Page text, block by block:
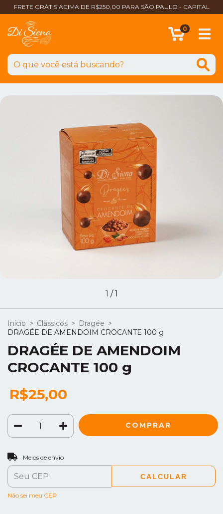
FRETE GRÁTIS ACIMA DE R$250,00 PARA SÃO PAULO - CAPITAL
0
1 /1
Início > Clássicos > Dragée >
DRAGÉE DE AMENDOIM CROCANTE 100 g
DRAGÉE DE AMENDOIM
CROCANTE 100 g
R$25,00
Entregas para o CEP:
Meios de envio
CALCULAR
Não sei meu CEP